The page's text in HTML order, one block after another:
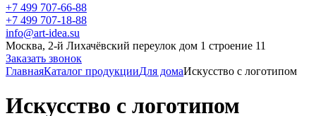
+7 499 707-66-88
+7 499 707-18-88
info@art-idea.su
Москва, 2-й Лихачёвский переулок дом 1 строение 11
Заказать звонок
ГлавнаяКаталог продукцииДля домаИскусство с логотипом
Искусство с логотипом